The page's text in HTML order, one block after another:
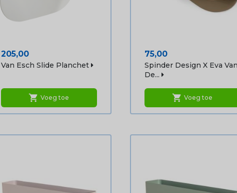
Prijs
205,00
Van Esch Slide Planchet
shopping_cart Voeg toe
Prijs
75,00
Spinder Design X Eva Van
De...
shopping_cart Voeg toe